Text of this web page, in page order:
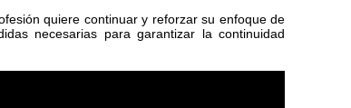
quiere continuar y reforzar su enfoque de
necesarias para garantizar la continuidad